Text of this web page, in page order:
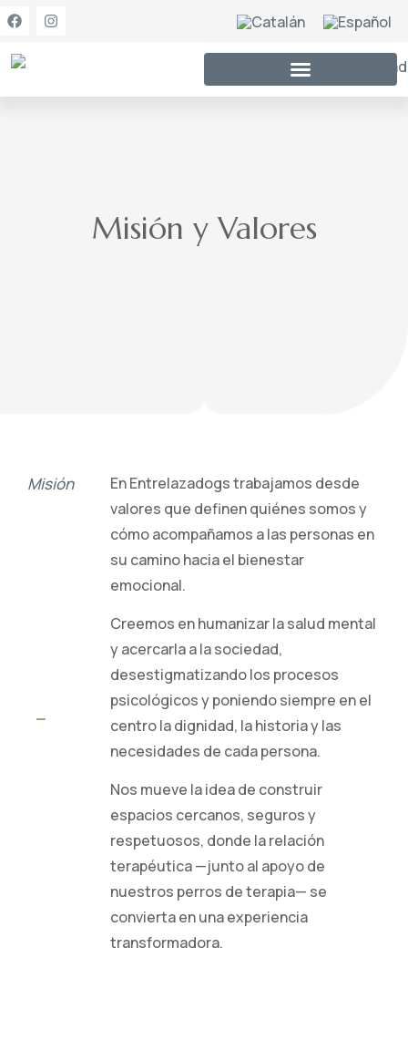
Misión y Valores
Misión
En Entrelazadogs trabajamos desde
valores que definen quiénes somos y
cómo acompañamos a las personas en
su camino hacia el bienestar
emocional.
Creemos en humanizar la salud mental
y acercarla a la sociedad,
desestigmatizando los procesos
psicológicos y poniendo siempre en el
centro la dignidad, la historia y las
necesidades de cada persona.
Nos mueve la idea de construir
espacios cercanos, seguros y
respetuosos, donde la relación
terapéutica —junto al apoyo de
nuestros perros de terapia— se
convierta en una experiencia
transformadora.